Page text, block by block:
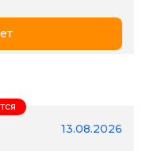
13.08.2026